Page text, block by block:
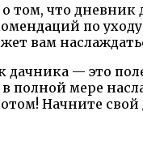
о том, что
по
вам
дачника — это
полной мере
Начните